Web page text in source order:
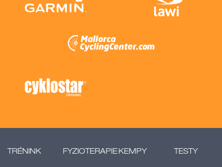
TRÉNINK FYZIOTERAPIE KEMPY TESTY